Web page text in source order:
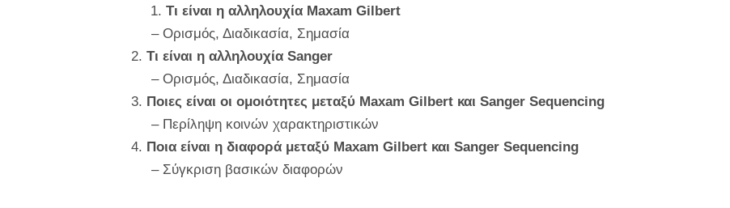
1. Τι είναι η αλληλουχία Maxam Gilbert
– Ορισμός, Διαδικασία, Σημασία
2. Τι είναι η αλληλουχία Sanger
– Ορισμός, Διαδικασία, Σημασία
3. Ποιες είναι οι ομοιότητες μεταξύ Maxam Gilbert και Sanger Sequencing
– Περίληψη κοινών χαρακτηριστικών
4. Ποια είναι η διαφορά μεταξύ Maxam Gilbert και Sanger Sequencing
– Σύγκριση βασικών διαφορών